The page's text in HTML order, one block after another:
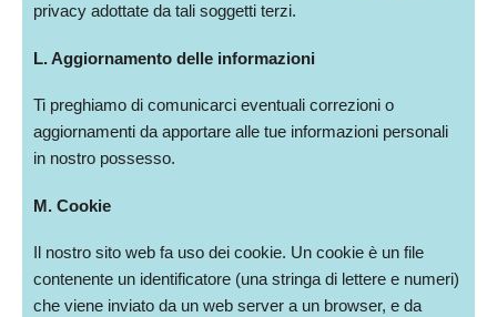
privacy adottate da tali soggetti terzi.
L. Aggiornamento delle informazioni
Ti preghiamo di comunicarci eventuali correzioni o
aggiornamenti da apportare alle tue informazioni personali
in nostro possesso.
M. Cookie
Il nostro sito web fa uso dei cookie. Un cookie è un file
contenente un identificatore (una stringa di lettere e numeri)
che viene inviato da un web server a un browser, e da